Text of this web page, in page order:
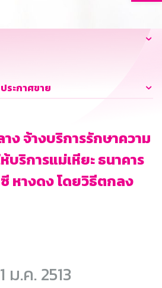
ระกาศขาย
าง จ้างบริการรักษาความ
ริการแม่เหียะ ธนาคาร
หางดง โดยวิธีตกลง
ม.ค. 2513